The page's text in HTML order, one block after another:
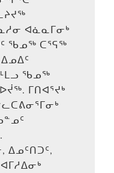
ᐊᓈᓇᒥᓂᒃ
ᖃᓄᖅ ᑕᕐᕋᖅ
ᖃᓄᖅ
ᒥᑎᐊᕐᔪᒃ
ᐃᓄᑦᑎᑐᑦ,